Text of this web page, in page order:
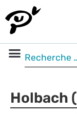
Holbach